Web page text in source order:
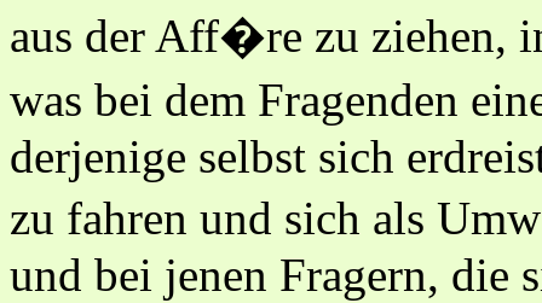
aus der Aff�re zu ziehen,
was bei dem Fragenden
derjenige selbst sich
zu fahren und sich als
und bei jenen Fragern, die